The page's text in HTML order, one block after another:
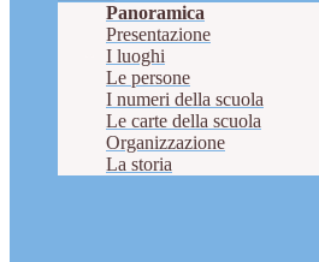
Panoramica
Presentazione
I luoghi
Le persone
I numeri della scuola
Le carte della scuola
Organizzazione
La storia